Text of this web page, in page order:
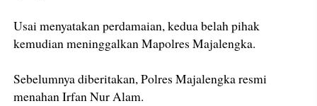
Usai menyatakan perdamaian, kedua belah pihak
kemudian meninggalkan Mapolres Majalengka.
Sebelumnya diberitakan, Polres Majalengka resmi
menahan Irfan Nur Alam.